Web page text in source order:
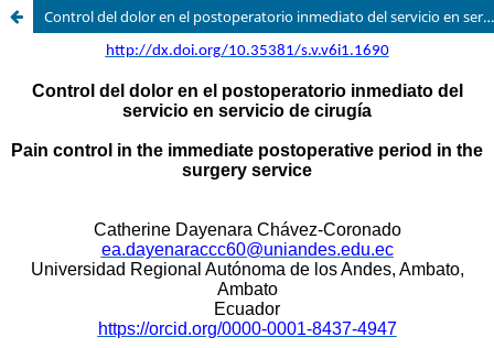
Control del dolor en el postoperatorio inmediato del servicio en servicio de cirugía